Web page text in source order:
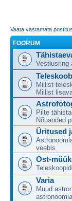
Vaata vastamata
FOORUM
Vestlusring
Millist
Millist
Pilte
Nõuanded
Üritused
veebis
Ost-müük
Varia
Muud